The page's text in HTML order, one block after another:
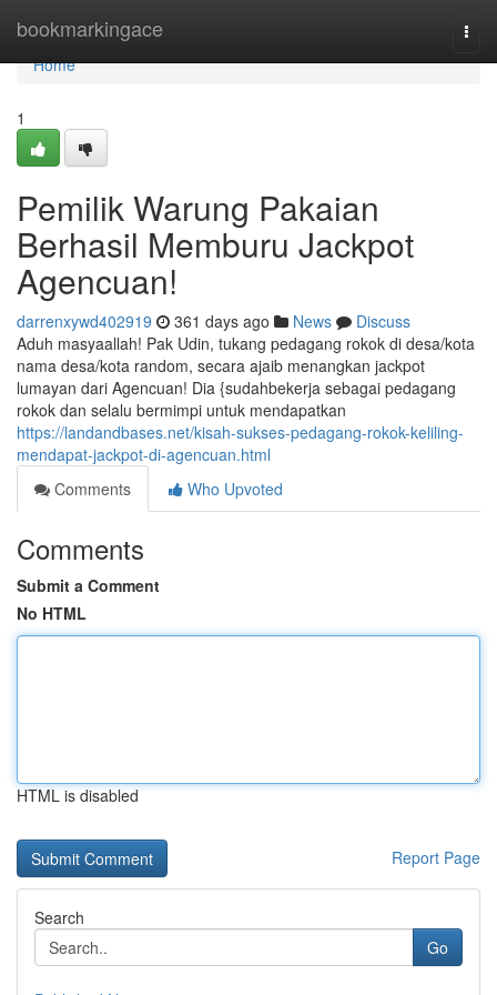
bookmarkingace
Home
Home
1
Pemilik Warung Pakaian
Berhasil Memburu Jackpot
Agencuan!
darrenxywd402919 361 days ago News
Discuss
Aduh masyaallah! Pak Udin, tukang pedagang rokok di desa/kota
nama desa/kota random, secara ajaib menangkan jackpot
lumayan dari Agencuan! Dia {sudahbekerja sebagai pedagang
rokok dan selalu bermimpi untuk mendapatkan
https://landandbases.net/kisah-sukses-pedagang-rokok-keliling-
mendapat-jackpot-di-agencuan.html
Comments
Who Upvoted
Comments
Submit a Comment
No HTML
HTML is disabled
Report Page
Search
Go